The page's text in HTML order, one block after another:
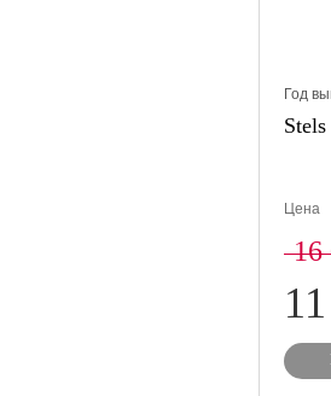
Год
Цена